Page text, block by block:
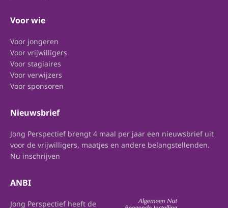
Voor wie
Voor jongeren
Voor vrijwilligers
Voor stagiaires
Voor verwijzers
Voor sponsoren
Nieuwsbrief
Jong Perspectief brengt 4 maal per jaar een nieuwsbrief uit
voor de vrijwilligers, maatjes en andere belangstellenden.
Nu inschrijven
ANBI
Jong Perspectief heeft de